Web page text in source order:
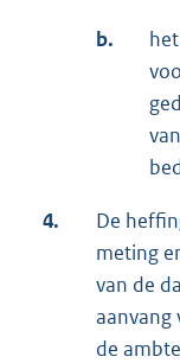
b.
4.
De
meting
van de
aanvang
de